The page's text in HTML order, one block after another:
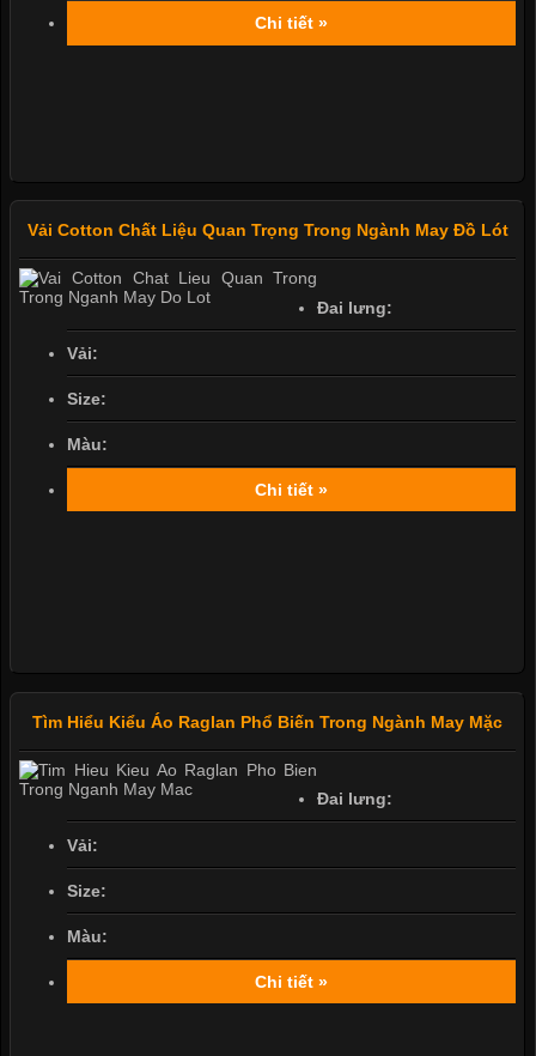
Chi tiết »
Vải Cotton Chất Liệu Quan Trọng Trong Ngành May Đồ Lót
Đai lưng:
Vải:
Size:
Màu:
Chi tiết »
Tìm Hiểu Kiểu Áo Raglan Phổ Biến Trong Ngành May Mặc
Đai lưng:
Vải:
Size:
Màu:
Chi tiết »